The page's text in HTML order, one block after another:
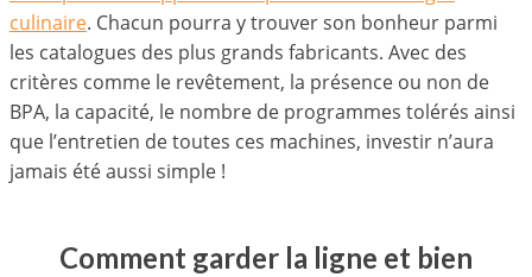
culinaire. Chacun pourra y trouver son bonheur parmi
les catalogues des plus grands fabricants. Avec des
critères comme le revêtement, la présence ou non de
BPA, la capacité, le nombre de programmes tolérés ainsi
que l’entretien de toutes ces machines, investir n’aura
jamais été aussi simple !
Comment garder la ligne et bien